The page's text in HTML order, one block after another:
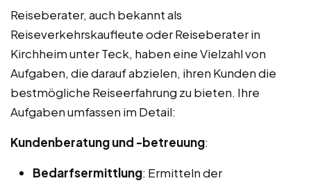
Reiseberater, auch bekannt als
Reiseverkehrskaufleute oder Reiseberater in
Kirchheim unter Teck, haben eine Vielzahl von
Aufgaben, die darauf abzielen, ihren Kunden die
bestmögliche Reiseerfahrung zu bieten. Ihre
Aufgaben umfassen im Detail:
Kundenberatung und -betreuung:
Bedarfsermittlung: Ermitteln der